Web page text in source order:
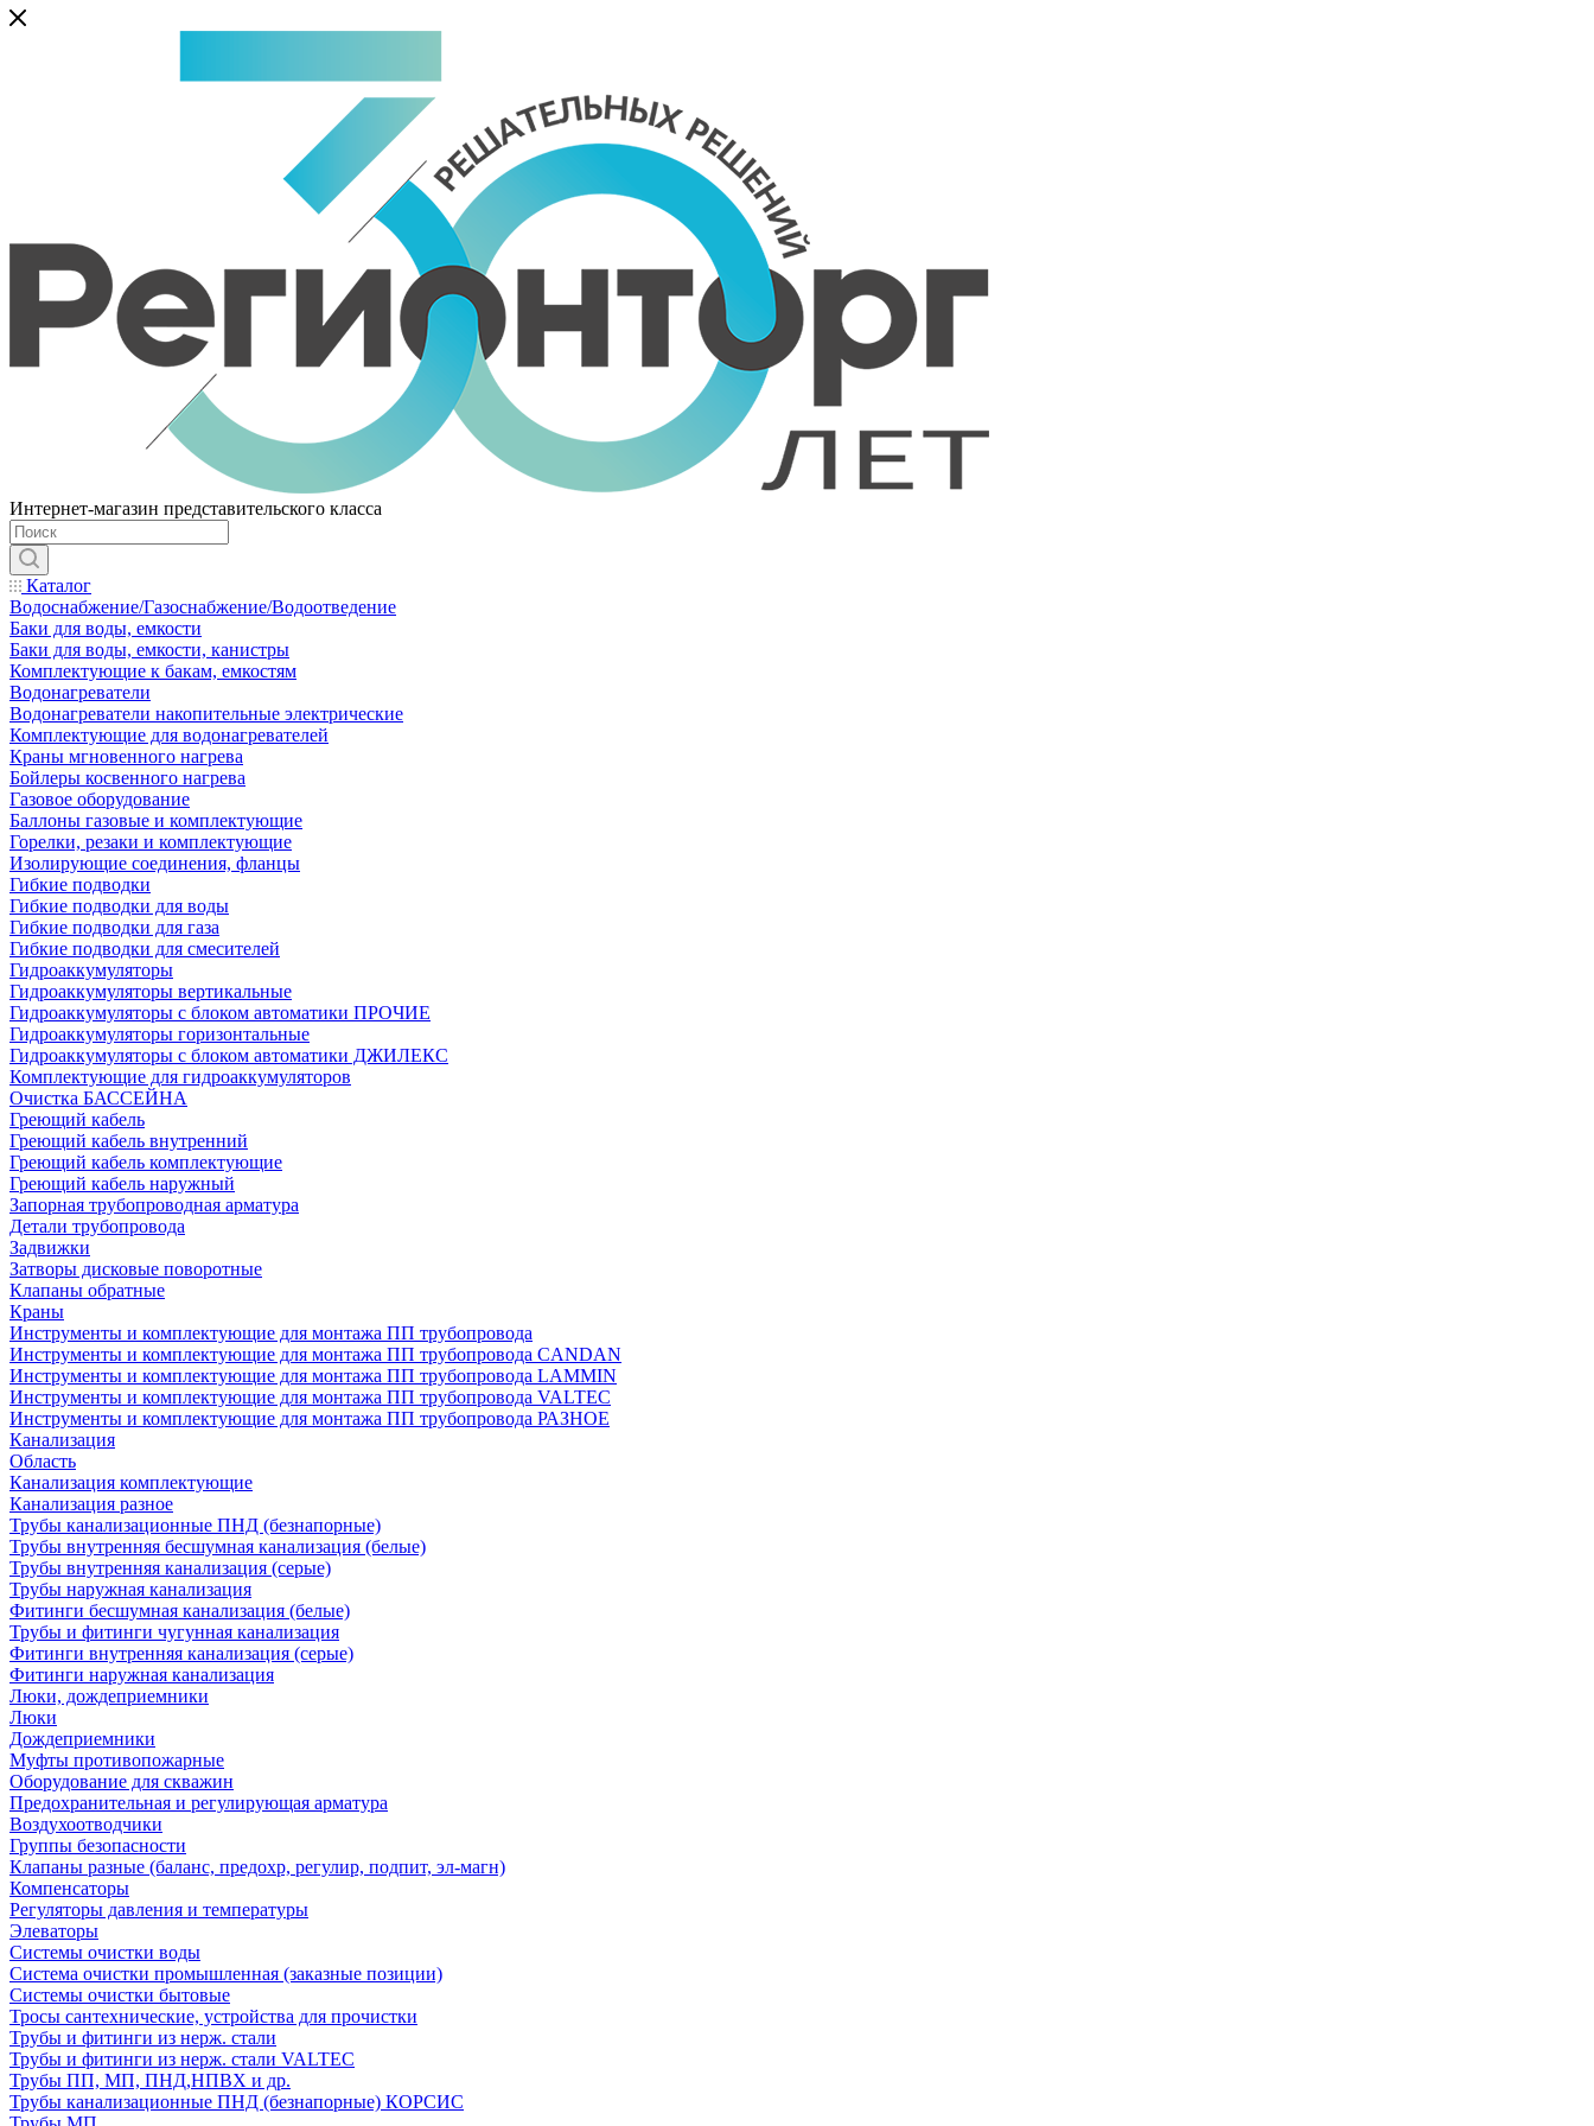
Интернет-магазин представительского класса
Каталог
Водоснабжение/Газоснабжение/Водоотведение
Баки для воды, емкости
Баки для воды, емкости, канистры
Комплектующие к бакам, емкостям
Водонагреватели
Водонагреватели накопительные электрические
Комплектующие для водонагревателей
Краны мгновенного нагрева
Бойлеры косвенного нагрева
Газовое оборудование
Баллоны газовые и комплектующие
Горелки, резаки и комплектующие
Изолирующие соединения, фланцы
Гибкие подводки
Гибкие подводки для воды
Гибкие подводки для газа
Гибкие подводки для смесителей
Гидроаккумуляторы
Гидроаккумуляторы вертикальные
Гидроаккумуляторы с блоком автоматики ПРОЧИЕ
Гидроаккумуляторы горизонтальные
Гидроаккумуляторы с блоком автоматики ДЖИЛЕКС
Комплектующие для гидроаккумуляторов
Очистка БАССЕЙНА
Греющий кабель
Греющий кабель внутренний
Греющий кабель комплектующие
Греющий кабель наружный
Запорная трубопроводная арматура
Детали трубопровода
Задвижки
Затворы дисковые поворотные
Клапаны обратные
Краны
Инструменты и комплектующие для монтажа ПП трубопровода
Инструменты и комплектующие для монтажа ПП трубопровода CANDAN
Инструменты и комплектующие для монтажа ПП трубопровода LAMMIN
Инструменты и комплектующие для монтажа ПП трубопровода VALTEC
Инструменты и комплектующие для монтажа ПП трубопровода РАЗНОЕ
Канализация
Область
Канализация комплектующие
Канализация разное
Трубы канализационные ПНД (безнапорные)
Трубы внутренняя бесшумная канализация (белые)
Трубы внутренняя канализация (серые)
Трубы наружная канализация
Фитинги бесшумная канализация (белые)
Трубы и фитинги чугунная канализация
Фитинги внутренняя канализация (серые)
Фитинги наружная канализация
Люки, дождеприемники
Люки
Дождеприемники
Муфты противопожарные
Оборудование для скважин
Предохранительная и регулирующая арматура
Воздухоотводчики
Группы безопасности
Клапаны разные (баланс, предохр, регулир, подпит, эл-магн)
Компенсаторы
Регуляторы давления и температуры
Элеваторы
Системы очистки воды
Система очистки промышленная (заказные позиции)
Системы очистки бытовые
Тросы сантехнические, устройства для прочистки
Трубы и фитинги из нерж. стали
Трубы и фитинги из нерж. стали VALTEC
Трубы ПП, МП, ПНД,НПВХ и др.
Трубы канализационные ПНД (безнапорные) КОРСИС